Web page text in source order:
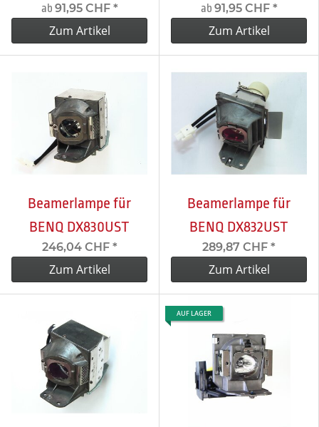
ab 91,95 CHF *
Zum Artikel
ab 91,95 CHF *
Zum Artikel
Beamerlampe für
BENQ DX830UST
246,04 CHF *
Zum Artikel
Beamerlampe für
BENQ DX832UST
289,87 CHF *
Zum Artikel
AUF LAGER